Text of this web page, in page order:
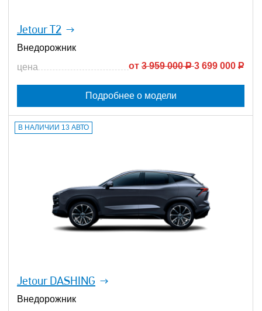
Jetour T2
Внедорожник
цена
от 3 959 000 Р 3 699 000 Р
Подробнее о модели
Jetour DASHING
Внедорожник
В НАЛИЧИИ 13 АВТО